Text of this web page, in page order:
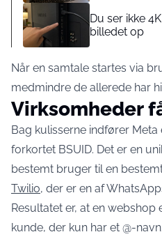
Du ser ikke
billedet op
Når en samtale startes via
medmindre de allerede har
Virksomheder
Bag kulisserne indfører
forkortet BSUID. Det er en
bestemt bruger til en
Twilio, der er en af
Resultatet er, at en
kunde, der kun har et @-